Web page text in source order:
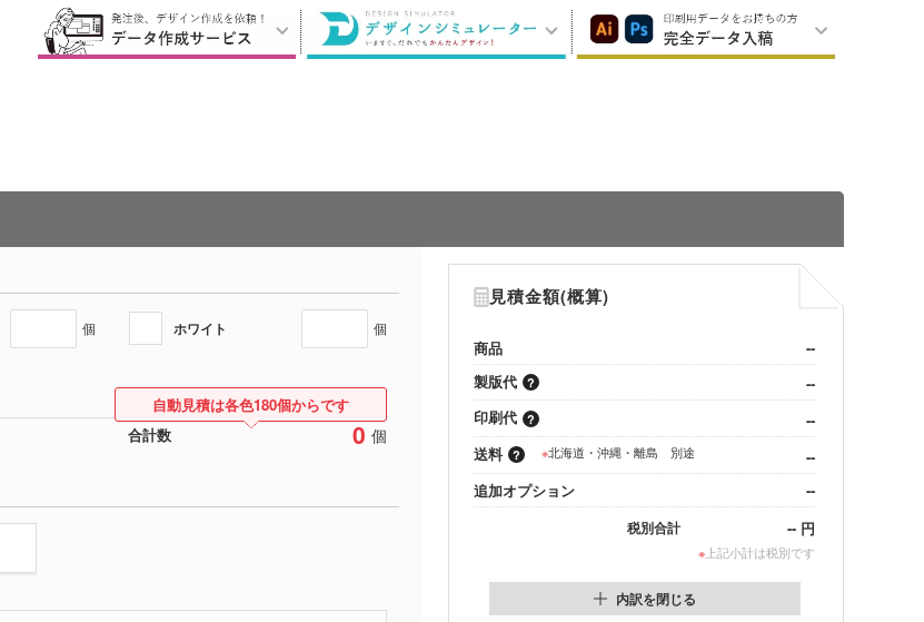
個 ホワイト 個
合計数 0 個
自動見積は各色180個からです
見積金額(概算)
商品
--
製版代
--
印刷代
--
送料
※北海道・沖縄・離島 別途
--
追加オプション
--
税別合計 -- 円
※ 上記小計は税別です
内訳を閉じる